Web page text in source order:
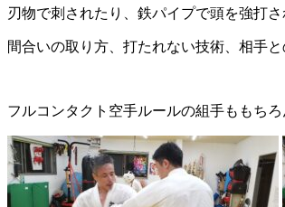
刃物で刺されたり、鉄パイプで頭を強打
間合いの取り方、打たれない技術、相手
フルコンタクト空手ルールの組手ももちろ